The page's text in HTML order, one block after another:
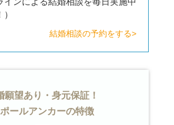
結婚相談の予約をする>
願望あり・身元保証！
ールアンカーの特徴